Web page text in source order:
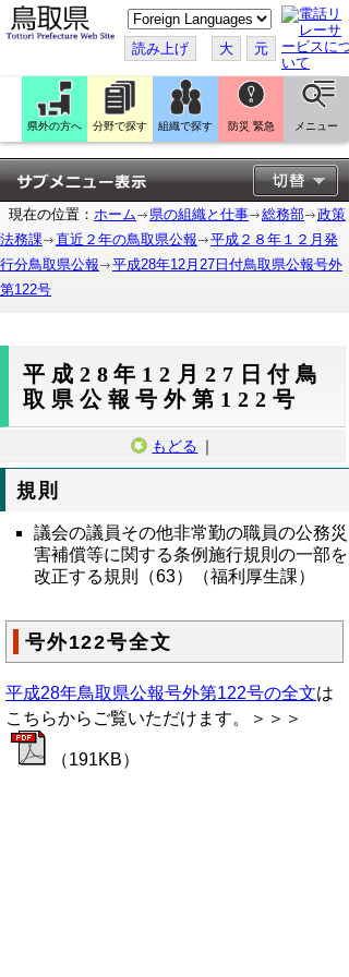
こ
の
ペ
ー
ジ
翻
訳
す
る
読み上げ 大 元
県外の方へ 分野で探す 組織で探す 防災 緊急 メニュー
現在の位置： ホーム 県の組織と仕事 総務部
政策
法務課
直近２年の鳥取県公報
平成２８年１２月発
行分鳥取県公報
平成28年12月27日付鳥取県公報号外
第122号
平成28年12月27日付鳥
取県公報号外第122号
もどる ｜
規則
議会の議員その他非常勤の職員の公務災
害補償等に関する条例施行規則の一部を
改正する規則（63）（福利厚生課）
号外122号全文
平成28年鳥取県公報号外第122号の全文は
こちらからご覧いただけます。＞＞＞
（191KB）